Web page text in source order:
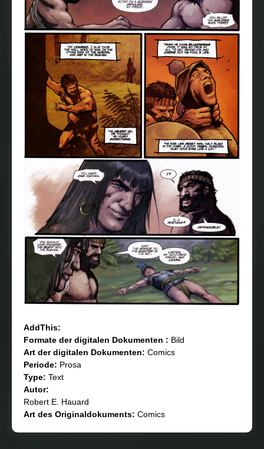
AddThis:
Formate der digitalen Dokumenten : Bild
Art der digitalen Dokumenten: Comics
Periode: Prosa
Type: Text
Autor:
Robert E. Hauard
Art des Originaldokuments: Comics